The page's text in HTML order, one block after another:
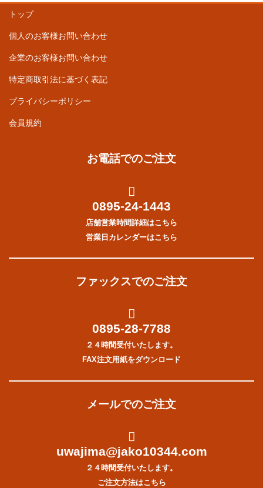
トップ
個人のお客様お問い合わせ
企業のお客様お問い合わせ
特定商取引法に基づく表記
プライバシーポリシー
会員規約
お電話でのご注文
0895-24-1443
店舗営業時間詳細はこちら
営業日カレンダーはこちら
ファックスでのご注文
0895-28-7788
２４時間受付いたします。
FAX注文用紙をダウンロード
メールでのご注文
uwajima@jako10344.com
２４時間受付いたします。
ご注文方法はこちら